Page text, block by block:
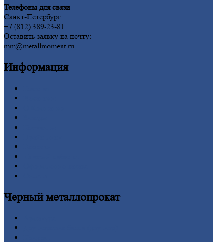
Телефоны для связи
Санкт-Петербург:
+7 (812) 389-23-81
Оставить заявку на почту:
mm@metallmoment.ru
Информация
Черныйметаллопрокат